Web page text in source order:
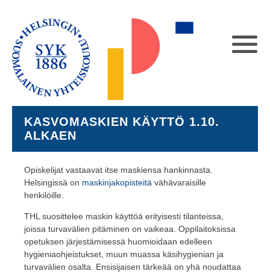
KASVOMASKIEN KÄYTTÖ 1.10.
ALKAEN
Opiskelijat vastaavat itse maskiensa hankinnasta.
Helsingissä on maskinjakopisteitä vähävaraisille
henkilöille.
THL suosittelee maskin käyttöä erityisesti tilanteissa,
joissa turvavälien pitäminen on vaikeaa. Oppilaitoksissa
opetuksen järjestämisessä huomioidaan edelleen
hygieniaohjeistukset, muun muassa käsihygienian ja
turvavälien osalta. Ensisijaisen tärkeää on yhä noudattaa